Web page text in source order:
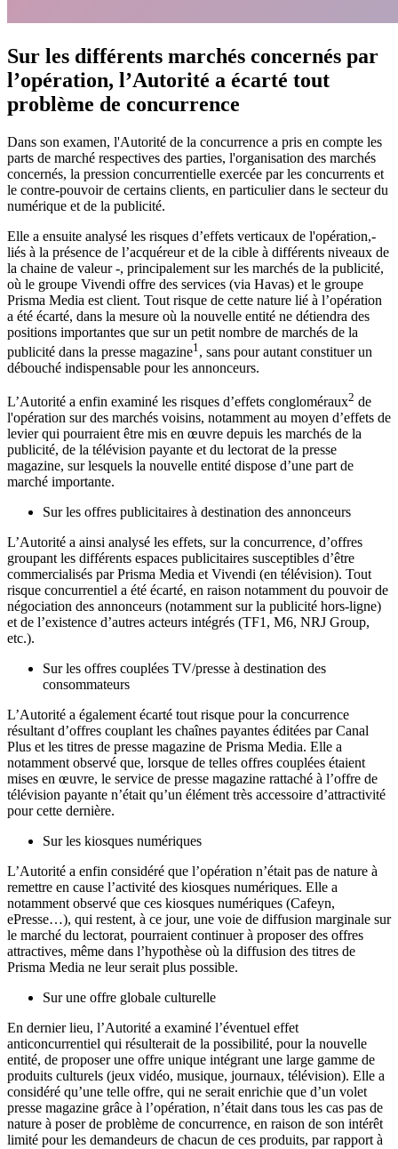
Sur les différents marchés concernés par
l’opération, l’Autorité a écarté tout
problème de concurrence
Dans son examen, l'Autorité de la concurrence a pris en compte les
parts de marché respectives des parties, l'organisation des marchés
concernés, la pression concurrentielle exercée par les concurrents et
le contre-pouvoir de certains clients, en particulier dans le secteur du
numérique et de la publicité.
Elle a ensuite analysé les risques d’effets verticaux de l'opération,-
liés à la présence de l’acquéreur et de la cible à différents niveaux de
la chaine de valeur -, principalement sur les marchés de la publicité,
où le groupe Vivendi offre des services (via Havas) et le groupe
Prisma Media est client. Tout risque de cette nature lié à l’opération
a été écarté, dans la mesure où la nouvelle entité ne détiendra des
positions importantes que sur un petit nombre de marchés de la
publicité dans la presse magazine1 , sans pour autant constituer un
débouché indispensable pour les annonceurs.
L’Autorité a enfin examiné les risques d’effets congloméraux2 de
l'opération sur des marchés voisins, notamment au moyen d’effets de
levier qui pourraient être mis en œuvre depuis les marchés de la
publicité, de la télévision payante et du lectorat de la presse
magazine, sur lesquels la nouvelle entité dispose d’une part de
marché importante.
Sur les offres publicitaires à destination des annonceurs
L’Autorité a ainsi analysé les effets, sur la concurrence, d’offres
groupant les différents espaces publicitaires susceptibles d’être
commercialisés par Prisma Media et Vivendi (en télévision). Tout
risque concurrentiel a été écarté, en raison notamment du pouvoir de
négociation des annonceurs (notamment sur la publicité hors-ligne)
et de l’existence d’autres acteurs intégrés (TF1, M6, NRJ Group,
etc.).
Sur les offres couplées TV/presse à destination des
consommateurs
L’Autorité a également écarté tout risque pour la concurrence
résultant d’offres couplant les chaînes payantes éditées par Canal
Plus et les titres de presse magazine de Prisma Media. Elle a
notamment observé que, lorsque de telles offres couplées étaient
mises en œuvre, le service de presse magazine rattaché à l’offre de
télévision payante n’était qu’un élément très accessoire d’attractivité
pour cette dernière.
Sur les kiosques numériques
L’Autorité a enfin considéré que l’opération n’était pas de nature à
remettre en cause l’activité des kiosques numériques. Elle a
notamment observé que ces kiosques numériques (Cafeyn,
ePresse…), qui restent, à ce jour, une voie de diffusion marginale sur
le marché du lectorat, pourraient continuer à proposer des offres
attractives, même dans l’hypothèse où la diffusion des titres de
Prisma Media ne leur serait plus possible.
Sur une offre globale culturelle
En dernier lieu, l’Autorité a examiné l’éventuel effet
anticoncurrentiel qui résulterait de la possibilité, pour la nouvelle
entité, de proposer une offre unique intégrant une large gamme de
produits culturels (jeux vidéo, musique, journaux, télévision). Elle a
considéré qu’une telle offre, qui ne serait enrichie que d’un volet
presse magazine grâce à l’opération, n’était dans tous les cas pas de
nature à poser de problème de concurrence, en raison de son intérêt
limité pour les demandeurs de chacun de ces produits, par rapport à